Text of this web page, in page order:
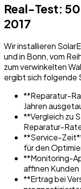
Real-Test:
2017
Wir installieren
und in Bonn, vom
zum verwinkelten
ergibt sich folgende
**Reparatur-
Jahren
**Vergleich zu
Reparatur-
**Service-
für den
**Monitoring-
affinen Kunden
**Ertrag bei